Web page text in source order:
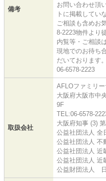
備考
お問い合わせ頂
トに掲載してい
ご相談も含めお
8-2223物件より
内覧等・ご相談
現地でのお待ち
だいております。
06-6578-2223
取扱会社
AFLOファミリ
大阪府大阪市中
9F
TEL:06-6578-
大阪府知事 (3)
公益社団法人 全
公益社団法人 不
公益社団法人 近
公益社団法人 近
公益財団法人